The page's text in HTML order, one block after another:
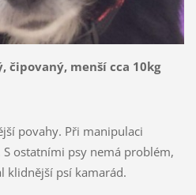
čipovaný, menší cca 10kg
povahy. Při manipulaci
ostatními psy nemá problém,
klidnější psí kamarád.